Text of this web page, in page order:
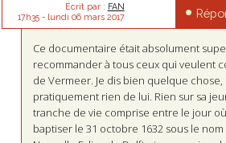
Écrit par : FAN
17h35- lundi 06 mars 2017
Ce documentaire était absolument
recommander à tous ceux qui veulent
de Vermeer. Je dis bien quelque
pratiquement rien de lui. Rien sur sa
tranche de vie comprise entre le jour
baptiser le 31 octobre 1632 sous le